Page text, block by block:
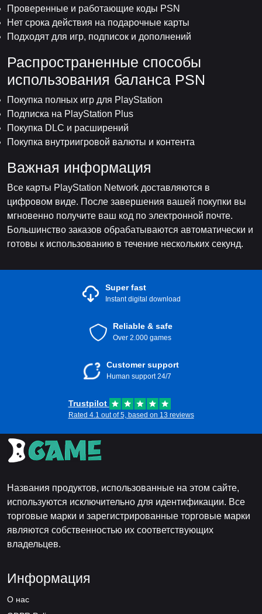
Проверенные и работающие коды PSN
Нет срока действия на подарочные карты
Подходят для игр, подписок и дополнений
Распространенные способы
использования баланса PSN
Покупка полных игр для PlayStation
Подписка на PlayStation Plus
Покупка DLC и расширений
Покупка внутриигровой валюты и контента
Важная информация
Все карты PlayStation Network доставляются в
цифровом виде. После завершения вашей покупки вы
мгновенно получите ваш код по электронной почте.
Большинство заказов обрабатываются автоматически и
готовы к использованию в течение нескольких секунд.
Super fast
Instant digital download
Reliable & safe
Over 2.000 games
Customer support
Human support 24/7
Trustpilot
Rated 4.1 out of 5, based on 13 reviews
Названия продуктов, использованные на этом сайте,
используются исключительно для идентификации. Все
торговые марки и зарегистрированные торговые марки
являются собственностью их соответствующих
владельцев.
Информация
О нас